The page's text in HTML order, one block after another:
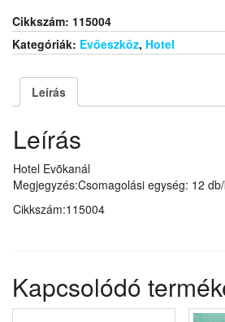
Cikkszám: 115004
Kategóriák: Evőeszköz, Hotel
Leírás
Leírás
Hotel Evõkanál
Megjegyzés:Csomagolási egység: 12
Cikkszám:115004
Kapcsolódó